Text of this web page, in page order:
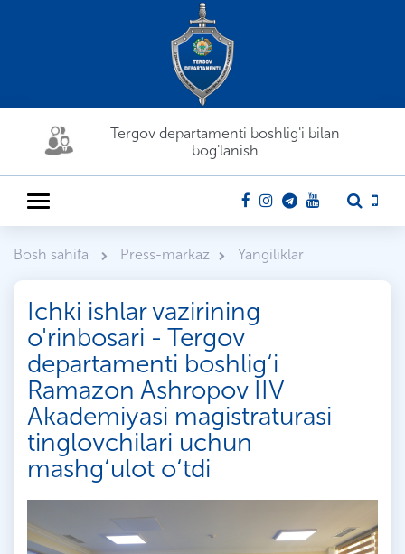
Tergov departamenti boshlig'i bilan
bog'lanish
Bosh sahifa Press-markaz Yangiliklar
Ichki ishlar vazirining
o'rinbosari - Tergov
departamenti boshlig‘i
Ramazon Ashropov IIV
Аkademiyasi magistraturasi
tinglovchilari uchun
mashg‘ulot o‘tdi